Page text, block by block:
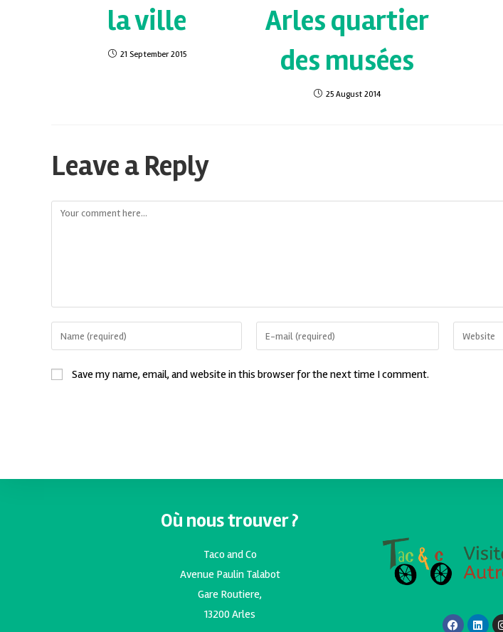
la ville
21 September 2015
Arles quartier
des musées
25 August 2014
Leave a Reply
Save my name, email, and website in this browser for the next time I comment.
Où nous trouver ?
Taco and Co
Avenue Paulin Talabot
Gare Routiere,
13200 Arles